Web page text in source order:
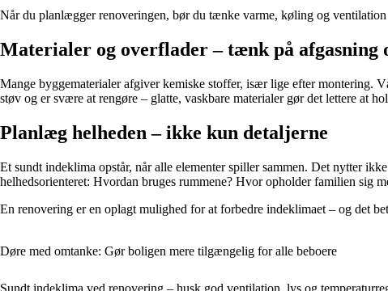
Når du planlægger renoveringen, bør du tænke varme, køling og ventilation
Materialer og overflader – tænk på afgasning
Mange byggematerialer afgiver kemiske stoffer, især lige efter
støv og er svære at rengøre – glatte, vaskbare materialer gør det lettere at
Planlæg helheden – ikke kun detaljerne
Et sundt indeklima opstår, når alle elementer spiller sammen. Det nytter
helhedsorienteret: Hvordan bruges rummene? Hvor opholder familien sig
En renovering er en oplagt mulighed for at forbedre indeklimaet – og det
Døre med omtanke: Gør boligen mere tilgængelig for alle beboere
Sundt indeklima ved renovering – husk god ventilation, lys og